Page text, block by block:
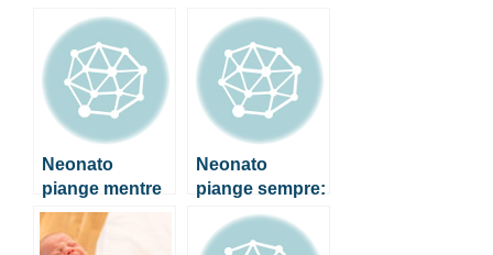
Neonato
piange mentre
mangia, cosa
fare?
Neonato
piange sempre:
come fare per
calmarlo